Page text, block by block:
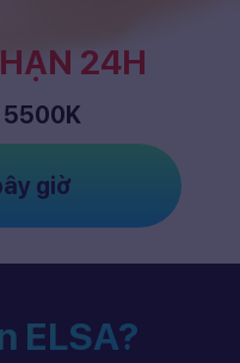
24H
5500K
giờ
ELSA?